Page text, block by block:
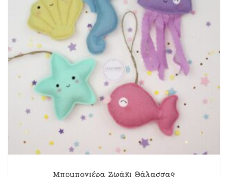
Μπομπονιέρα Ζωάκι Θάλασσας